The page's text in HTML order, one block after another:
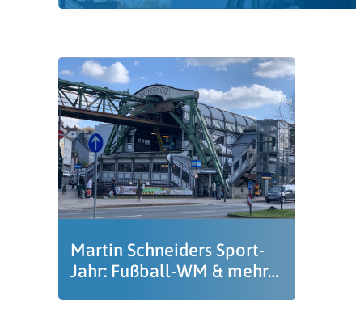
Martin Schneiders Sport-
Jahr: Fußball-WM & mehr…